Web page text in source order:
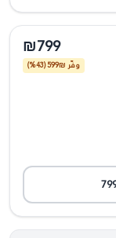
₪799
وفّر ₪599
(43%)